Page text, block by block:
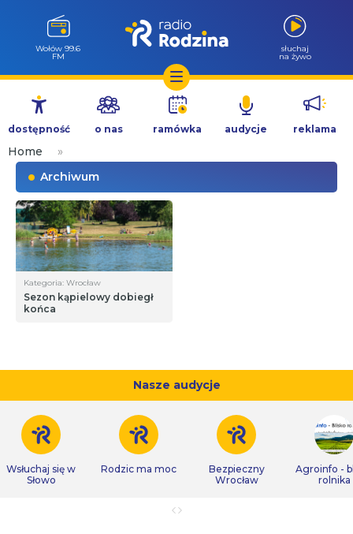
Przejdź
treści
Wołów 99.6
FM
słuchaj
na żywo
dostępność o nas ramówka audycje reklama
Home
»
Archiwum
Kategoria: Wrocław
Sezon kąpielowy dobiegł
końca
Nasze audycje
Wsłuchaj się w
Słowo
Rodzic ma moc
Bezpieczny
Wrocław
Agroinfo -
rolnika